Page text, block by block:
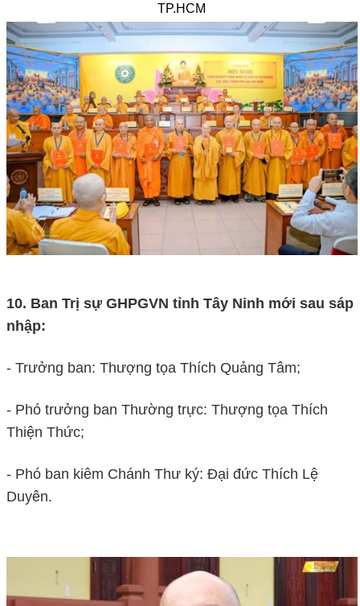
TP.HCM
10. Ban Trị sự GHPGVN tỉnh Tây Ninh mới sau sáp
nhập:
- Trưởng ban: Thượng tọa Thích Quảng Tâm;
- Phó trưởng ban Thường trực: Thượng tọa Thích
Thiện Thức;
- Phó ban kiêm Chánh Thư ký: Đại đức Thích Lệ
Duyên.